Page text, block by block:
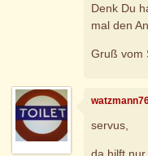
Denk Du
mal den
Gruß vom
servus,
da hilft